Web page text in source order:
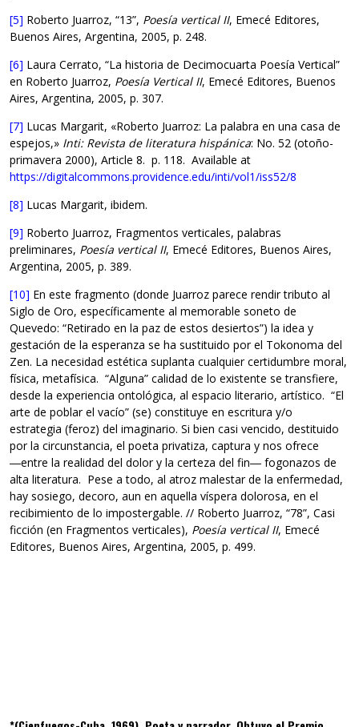
[5] Roberto Juarroz, “13”, Poesía vertical II, Emecé Editores,
Buenos Aires, Argentina, 2005, p. 248.
[6] Laura Cerrato, “La historia de Decimocuarta Poesía Vertical”
en Roberto Juarroz, Poesía Vertical II, Emecé Editores, Buenos
Aires, Argentina, 2005, p. 307.
[7] Lucas Margarit, «Roberto Juarroz: La palabra en una casa de
espejos,» Inti: Revista de literatura hispánica: No. 52 (otoño-
primavera 2000), Article 8. p. 118. Available at
https://digitalcommons.providence.edu/inti/vol1/iss52/8
[8] Lucas Margarit, ibidem.
[9] Roberto Juarroz, Fragmentos verticales, palabras
preliminares, Poesía vertical II, Emecé Editores, Buenos Aires,
Argentina, 2005, p. 389.
[10] En este fragmento (donde Juarroz parece rendir tributo al
Siglo de Oro, específicamente al memorable soneto de
Quevedo: “Retirado en la paz de estos desiertos”) la idea y
gestación de la esperanza se ha sustituido por el Tokonoma del
Zen. La necesidad estética suplanta cualquier certidumbre moral,
física, metafísica. “Alguna” calidad de lo existente se transfiere,
desde la experiencia ontológica, al espacio literario, artístico. “El
arte de poblar el vacío” (se) constituye en escritura y/o
estrategia (feroz) del imaginario. Si bien casi vencido, destituido
por la circunstancia, el poeta privatiza, captura y nos ofrece
―entre la realidad del dolor y la certeza del fin― fogonazos de
alta literatura. Pese a todo, al atroz malestar de la enfermedad,
hay sosiego, decoro, aun en aquella víspera dolorosa, en el
recibimiento de lo impostergable. // Roberto Juarroz, “78”, Casi
ficción (en Fragmentos verticales), Poesía vertical II, Emecé
Editores, Buenos Aires, Argentina, 2005, p. 499.